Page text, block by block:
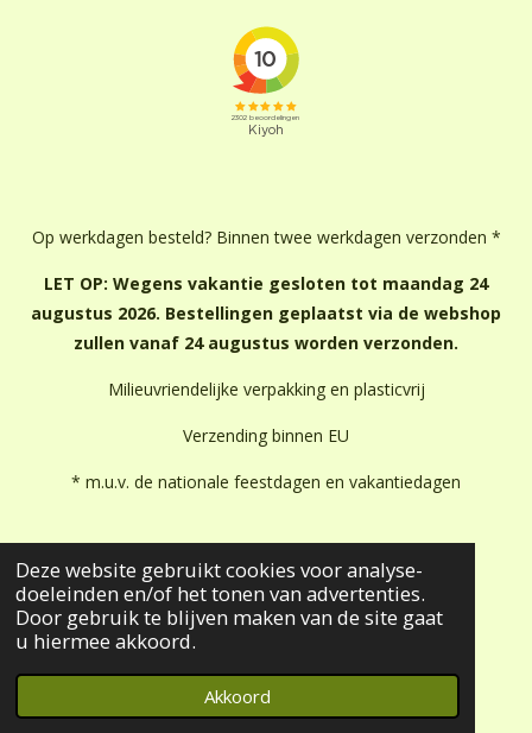
Deze website gebruikt cookies voor analyse-
doeleinden en/of het tonen van advertenties.
Door gebruik te blijven maken van de site gaat
u hiermee akkoord.
Akkoord
Op werkdagen besteld? Binnen twee werkdagen verzonden *
LET OP: Wegens vakantie gesloten tot maandag 24
augustus 2026. Bestellingen geplaatst via de webshop
zullen vanaf 24 augustus worden verzonden.
Milieuvriendelijke verpakking en plasticvrij
Verzending binnen EU
* m.u.v. de nationale feestdagen en vakantiedagen
JouwWeb